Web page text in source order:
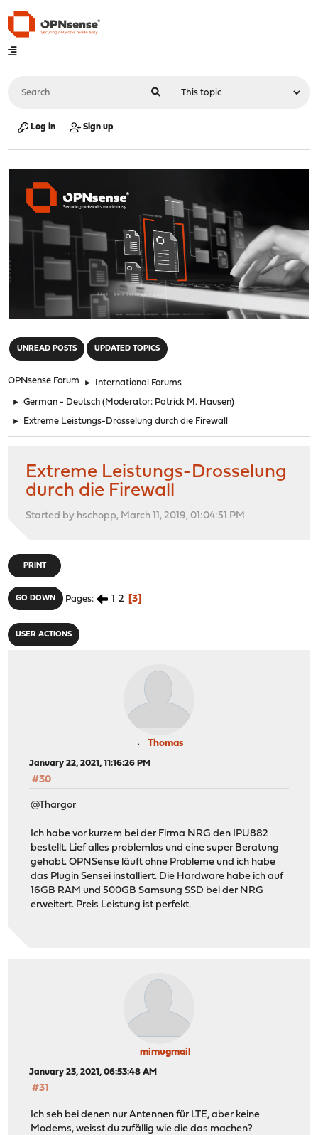
Log in Sign up
UNREAD POSTS UPDATED TOPICS
OPNsense Forum ► International Forums
► German - Deutsch (Moderator: Patrick M. Hausen)
► Extreme Leistungs-Drosselung durch die Firewall
Extreme Leistungs-Drosselung
durch die Firewall
Started by hschopp, March 11, 2019, 01:04:51 PM
PRINT
GO DOWN Pages 1 2 3
USER ACTIONS
Thomas
January 22, 2021, 11:16:26 PM
#30
@Thargor
Ich habe vor kurzem bei der Firma NRG den IPU882
bestellt. Lief alles problemlos und eine super Beratung
gehabt. OPNSense läuft ohne Probleme und ich habe
das Plugin Sensei installiert. Die Hardware habe ich auf
16GB RAM und 500GB Samsung SSD bei der NRG
erweitert. Preis Leistung ist perfekt.
mimugmail
January 23, 2021, 06:53:48 AM
#31
Ich seh bei denen nur Antennen für LTE, aber keine
Modems, weisst du zufällig wie die das machen?